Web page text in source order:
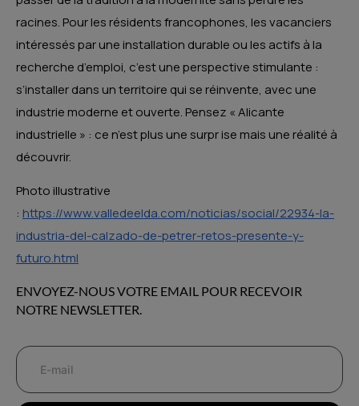
racines. Pour les résidents francophones, les vacanciers
intéressés par une installation durable ou les actifs à la
recherche d’emploi, c’est une perspective stimulante :
s’installer dans un territoire qui se réinvente, avec une
industrie moderne et ouverte. Pensez « Alicante
industrielle » : ce n’est plus une surpr ise mais une réalité à
découvrir.
Photo illustrative
: https://www.valledeelda.com/noticias/social/22934-la-
industria-del-calzado-de-petrer-retos-presente-y-
futuro.html
ENVOYEZ-NOUS VOTRE EMAIL POUR RECEVOIR
NOTRE NEWSLETTER.